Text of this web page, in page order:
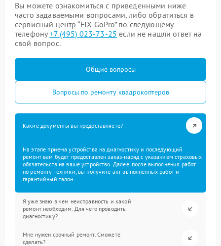
Вы можете ознакомиться с приведенными ниже
часто задаваемыми вопросами, либо обратиться в
сервисный центр “FIX-GoPro” по следующему
телефону+7 (495) 023-73-25 если не нашли ответ на
свой вопрос.
Общие вопросы
Вопросы по ремонту квадрокоптеров
Какие документы вы предоставляете?
На этапе приема устройства на диагностику и последующий
ремонт вам будет предоставлен заказ-наряд с указанием страховых
обязательств на ваше устройство. Далее, после выполнения работ
по ремонту техники, вы получите акт выполненных работ и
гарантийный талон.
Я уже знаю в чем неисправность и какой
ремонт необходим. Для чего проводить
диагностику?
Мне нужен срочный ремонт. Сможете
сделать?